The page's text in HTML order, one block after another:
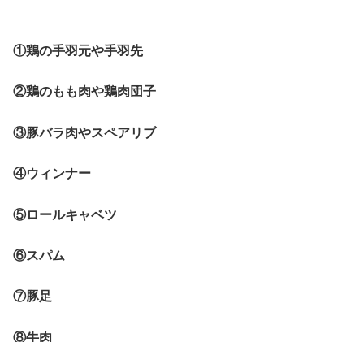
①鶏の手羽元や手羽先
②鶏のもも肉や鶏肉団子
③豚バラ肉やスペアリブ
④ウィンナー
⑤ロールキャベツ
⑥スパム
⑦豚足
⑧牛肉